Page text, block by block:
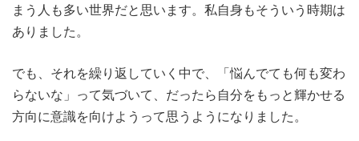
まう人も多い世界だと思います。私自身もそういう時期は
ありました。
でも、それを繰り返していく中で、「悩んでても何も変わ
らないな」って気づいて、だったら自分をもっと輝かせる
方向に意識を向けようって思うようになりました。